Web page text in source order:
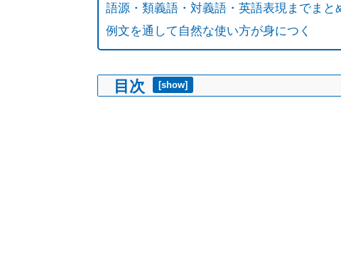
語源・類義語・対義語・英語表現までまと
例文を通して自然な使い方が身につく
目次 [show]